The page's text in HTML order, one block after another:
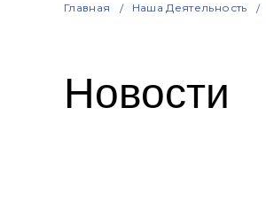
Главная Наша Деятельность
Новости